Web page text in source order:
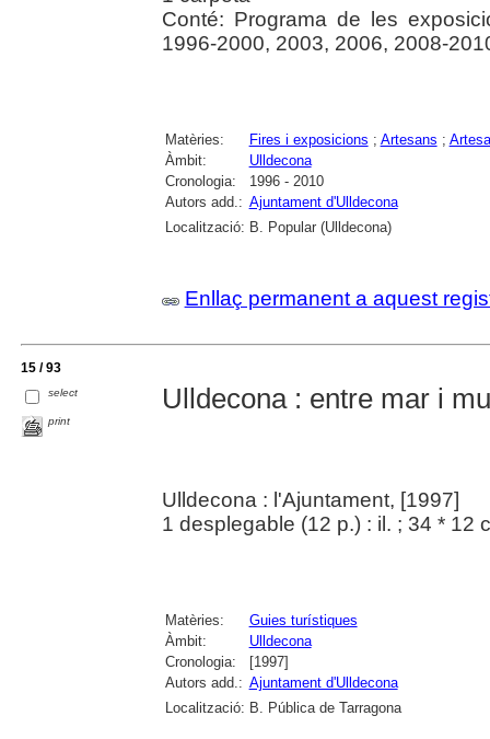
Conté: Programa de les
1996-2000, 2003, 2006, 2008-
Matèries: Fires i exposicions ; Artesans ;
Àmbit:
Ulldecona
Cronologia:
1996 - 2010
Autors add.: Ajuntament d'Ulldecona
Localització: B. Popular (Ulldecona)
Enllaç permanent a aquest
15 / 93
select
print
Ulldecona : entre mar i
Ulldecona : l'Ajuntament, [1997]
1 desplegable (12 p.) : il. ; 34 * 12
Matèries:
Guies turístiques
Àmbit:
Ulldecona
Cronologia:
[1997]
Autors add.: Ajuntament d'Ulldecona
Localització: B. Pública de Tarragona